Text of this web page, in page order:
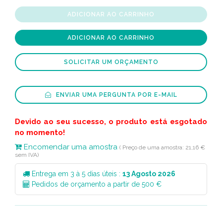
ADICIONAR AO CARRINHO
ADICIONAR AO CARRINHO
SOLICITAR UM ORÇAMENTO
ENVIAR UMA PERGUNTA POR E-MAIL
Devido ao seu sucesso, o produto está esgotado
no momento!
Encomendar uma amostra ( Preço de uma amostra: 21,16 €
sem IVA)
Entrega em 3 à 5 dias úteis : 13 Agosto 2026
Pedidos de orçamento a partir de 500 €